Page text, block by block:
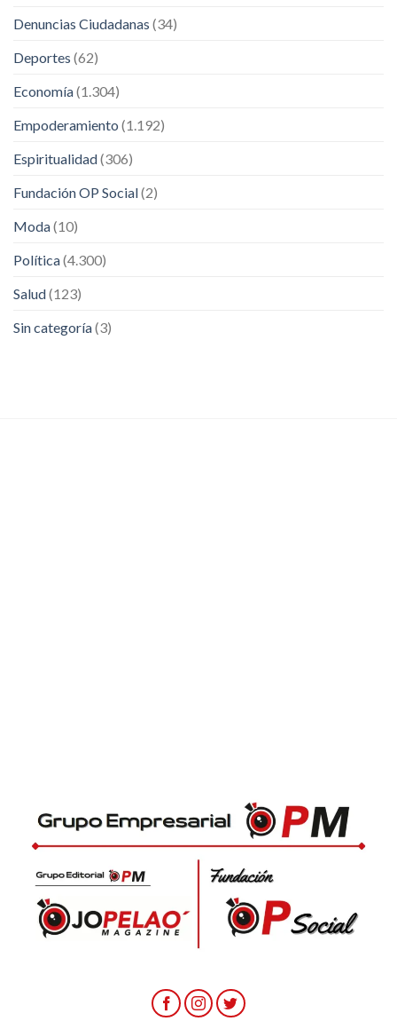
Denuncias Ciudadanas (34)
Deportes (62)
Economía(1.304)
Empoderamiento (1.192)
Espiritualidad(306)
Fundación OP Social(2)
Moda(10)
Política(4.300)
Salud(123)
Sin categoría(3)